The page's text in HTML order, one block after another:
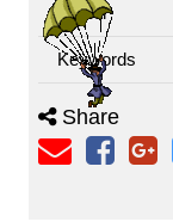
Author
Keywords
Share